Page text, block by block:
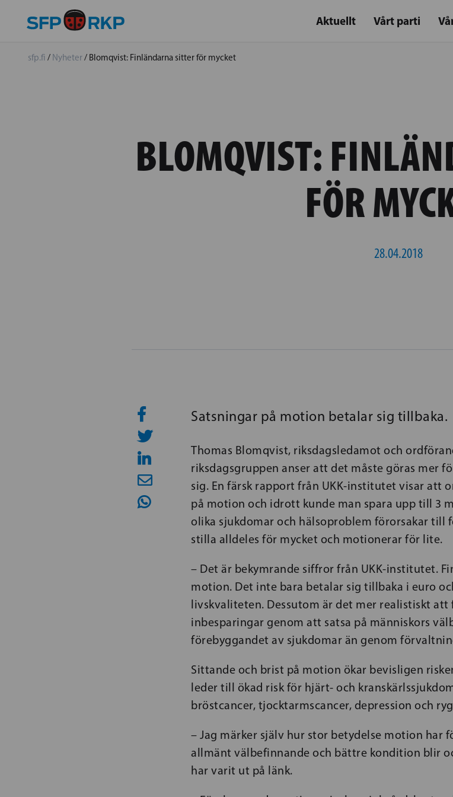
Aktuellt Vårt parti
sfp.fi / Nyheter/ Blomqvist: Finländarna sitter för mycket
BLOMQVIST:
FÖR
28.04.2018
Satsningar på motion betalar sig tillbaka.
Thomas Blomqvist, riksdagsledamot och
riksdagsgruppen anser att det måste göras mer
sig. En färsk rapport från UKK-institutet visar att
på motion och idrott kunde man spara upp till 3
olika sjukdomar och hälsoproblem förorsakar till
stilla alldeles för mycket och motionerar för lite.
– Det är bekymrande siffror från UKK-institutet.
motion. Det inte bara betalar sig tillbaka i euro
livskvaliteten. Dessutom är det mer realistiskt att
inbesparingar genom att satsa på människors
förebyggandet av sjukdomar än genom
Sittande och brist på motion ökar bevisligen
leder till ökad risk för hjärt- och
bröstcancer, tjocktarmscancer, depression och
– Jag märker själv hur stor betydelse motion har
allmänt välbefinnande och bättre kondition blir
har varit ut på länk.